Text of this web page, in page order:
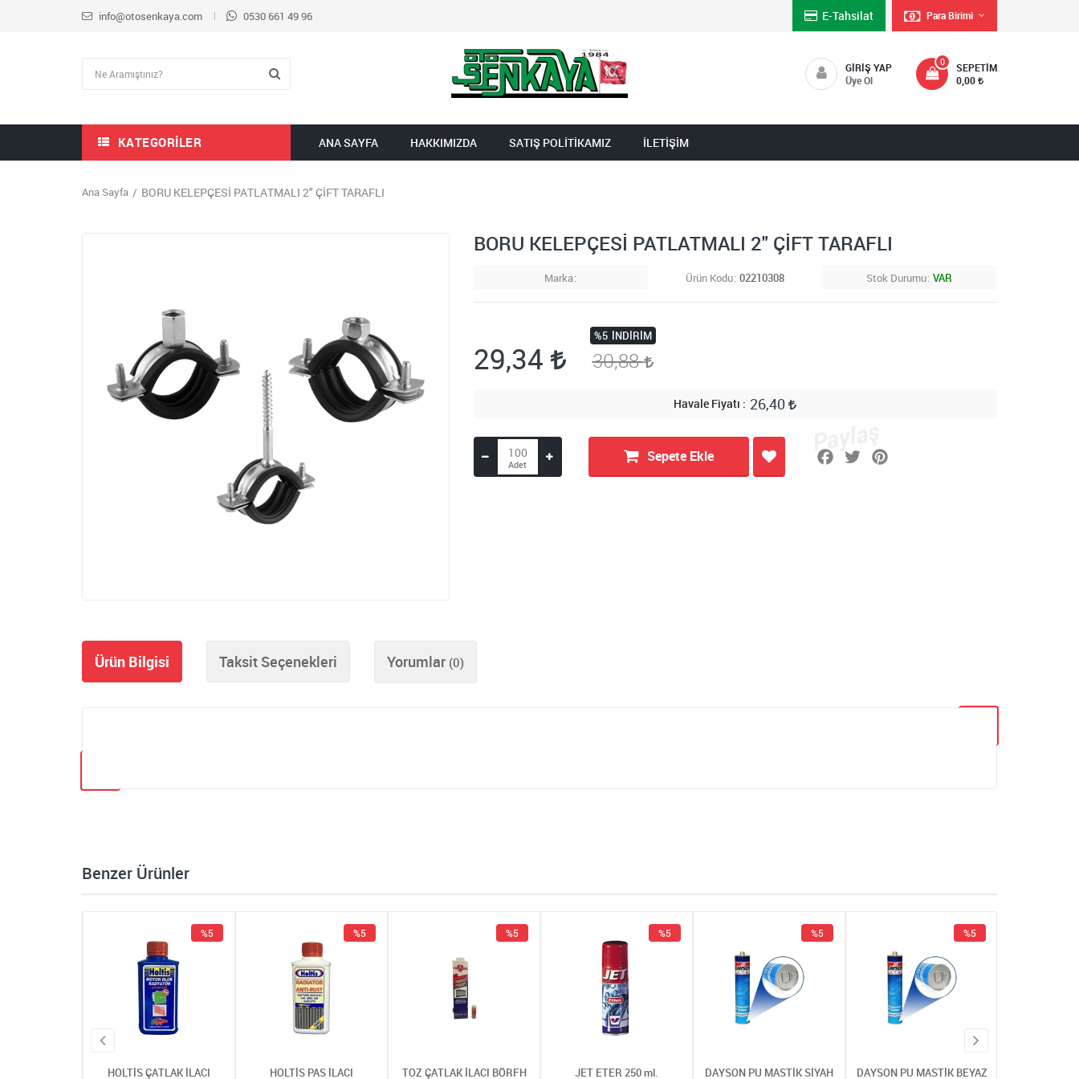
info@otosenkaya.com 0530 661 49 96 E-Tahsilat Para Birimi
SEPETIM
0
0,00
GIRIŞ YAP
Üye Ol
KATEGORILER ANA SAYFA HAKKIMIZDA SATIŞ POLİTİKAMIZ İLETİŞİM
Ana Sayfa BORU KELEPÇESİ PATLATMALI 2" ÇİFT TARAFLI
BORU KELEPÇESİ PATLATMALI 2" ÇİFT TARAFLI
Marka Ürün Kodu 02210308 Stok Durumu VAR
29,34
%5 İNDIRIM
30,88
Havale Fiyatı 26,40
Sepete Ekle
Ürün Bilgisi Taksit Seçenekleri Yorumlar (0)
Benzer Ürünler
HOLTİS ÇATLAK İLACI
%5
HOLTİS PAS İLACI
%5
TOZ ÇATLAK İLACI BÖRFH
%5
JET ETER 250 ml.
%5
DAYSON PU MASTİK SİYAH
%5
DAYSON PU MASTİK BEYAZ
%5